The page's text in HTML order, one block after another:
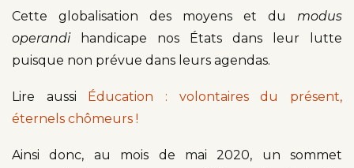
Cette globalisation des moyens et du modus
operandihandicape nos États dans leur lutte
puisque non prévue dans leurs agendas.
Lire aussi Éducation : volontaires du présent,
éternels chômeurs !
Ainsi donc, au mois de mai 2020, un sommet